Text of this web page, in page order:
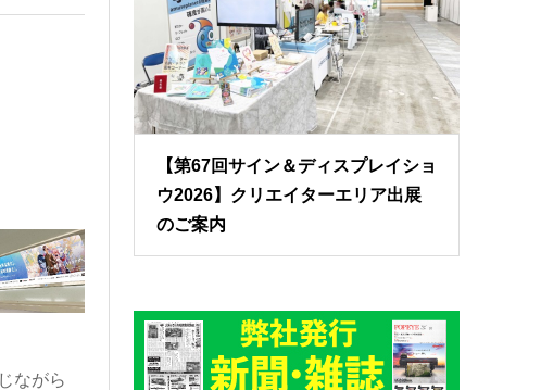
ながら
【第67回サイン＆ディスプレイショ
ウ2026】クリエイターエリア出展
のご案内